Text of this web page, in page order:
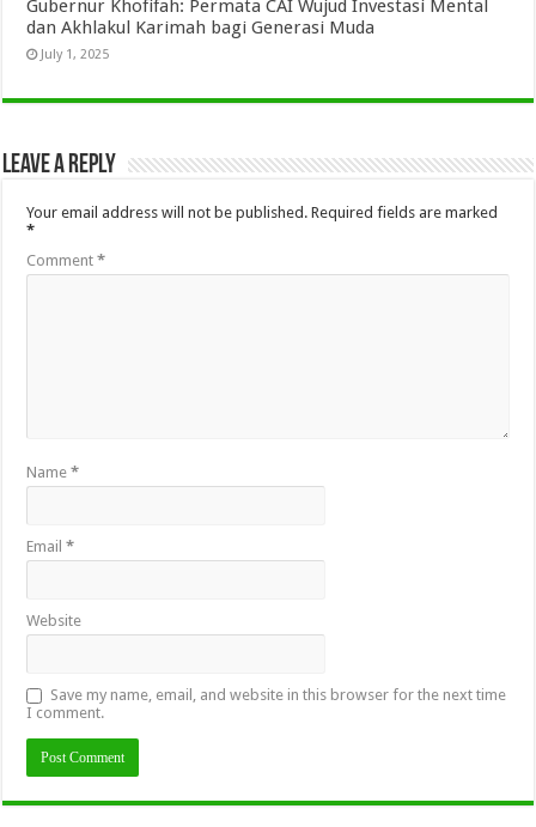
Gubernur Khofifah: Permata CAI Wujud Investasi Mental
dan Akhlakul Karimah bagi Generasi Muda
July 1, 2025
Leave a Reply
Your email address will not be published. Required fields are marked
*
Comment*
Name*
Email*
Website
Save my name, email, and website in this browser for the next time
I comment.